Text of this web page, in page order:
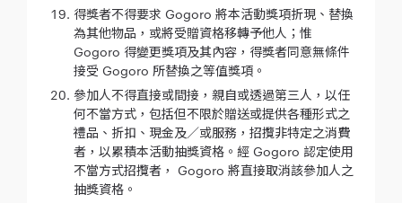
得獎者不得要求 Gogoro 將本活動獎項折現、替換
為其他物品，或將受贈資格移轉予他人；惟
Gogoro 得變更獎項及其內容，得獎者同意無條件
接受 Gogoro 所替換之等值獎項。
參加人不得直接或間接，親自或透過第三人，以任
何不當方式，包括但不限於贈送或提供各種形式之
禮品、折扣、現金及／或服務，招攬非特定之消費
者，以累積本活動抽獎資格。經 Gogoro 認定使用
不當方式招攬者， Gogoro 將直接取消該參加人之
抽獎資格。